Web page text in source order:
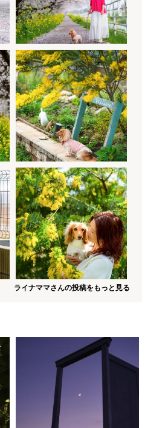
ライナママさんの投稿をもっと見る